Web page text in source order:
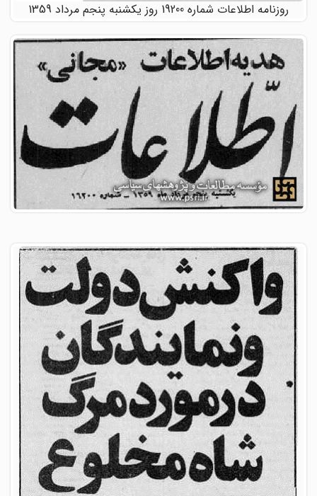
روزنامه اطلاعات شماره 19200 روز یکشنبه پنجم مرداد 1359